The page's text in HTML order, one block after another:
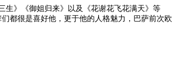
》《御姐归来》以及《花谢花飞花满天》等
都很是喜好他，更于他的人格魅力，巴萨前次欧